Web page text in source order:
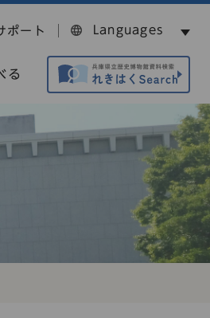
ポート Languages
る